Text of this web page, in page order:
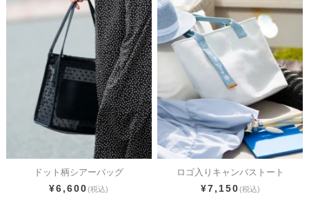
ドット柄シアーバッグ
¥6,600(税込)
ロゴ入りキャンバストート
¥7,150(税込)